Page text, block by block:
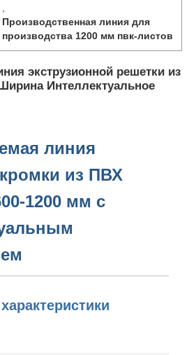
Производственная линия для
производства 1200 мм пвк-листов
экструзионной решетки из
Интеллектуальное
линия
из ПВХ
1200 мм с